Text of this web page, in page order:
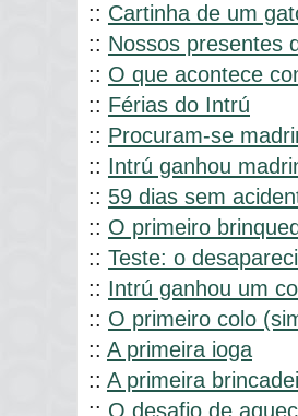
:: Cartinha de um
:: Nossos presentes
:: O que acontece
:: Férias do Intrú
:: Procuram-se
:: Intrú ganhou
:: 59 dias sem
:: O primeiro
:: Teste: o
:: Intrú ganhou um
:: O primeiro colo
:: A primeira ioga
:: A primeira
:: O desafio de